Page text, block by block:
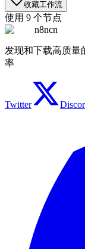
收藏工作流
使用 9 个节点
n8ncn
发现和下载高质量
率
Twitter